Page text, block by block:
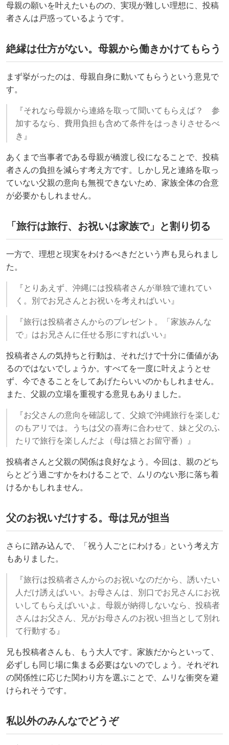
母親の願いを叶えたいものの、実現が難しい理想に、投稿
者さんは戸惑っているようです。
絶縁は仕方がない。母親から働きかけてもらう
まず挙がったのは、母親自身に動いてもらうという意見で
す。
『それなら母親から連絡を取って聞いてもらえば？ 参
加するなら、費用負担も含めて条件をはっきりさせるべ
き』
あくまで当事者である母親が橋渡し役になることで、投稿
者さんの負担を減らす考え方です。しかし兄と連絡を取っ
ていない父親の意向も無視できないため、家族全体の合意
が必要かもしれません。
「旅行は旅行、お祝いは家族で」と割り切る
一方で、理想と現実をわけるべきだという声も見られまし
た。
『とりあえず、沖縄には投稿者さんが単独で連れてい
く。別でお兄さんとお祝いを考えればいい』
『旅行は投稿者さんからのプレゼント。「家族みんな
で」はお兄さんに任せる形にすればいい』
投稿者さんの気持ちと行動は、それだけで十分に価値があ
るのではないでしょうか。すべてを一度に叶えようとせ
ず、今できることをしてあげたらいいのかもしれません。
また、父親の立場を重視する意見もありました。
『お父さんの意向を確認して、父娘で沖縄旅行を楽しむ
のもアリでは。うちは父の喜寿に合わせて、妹と父のふ
たりで旅行を楽しんだよ（母は猫とお留守番）』
投稿者さんと父親の関係は良好なよう。今回は、親のどち
らとどう過ごすかをわけることで、ムリのない形に落ち着
けるかもしれません。
父のお祝いだけする。母は兄が担当
さらに踏み込んで、「祝う人ごとにわける」という考え方
もありました。
『旅行は投稿者さんからのお祝いなのだから、誘いたい
人だけ誘えばいい。お母さんは、別口でお兄さんにお祝
いしてもらえばいいよ。母親が納得しないなら、投稿者
さんはお父さん、兄がお母さんのお祝い担当として別れ
て行動する』
兄も投稿者さんも、もう大人です。家族だからといって、
必ずしも同じ場に集まる必要はないのでしょう。それぞれ
の関係性に応じた関わり方を選ぶことで、ムリな衝突を避
けられそうです。
私以外のみんなでどうぞ